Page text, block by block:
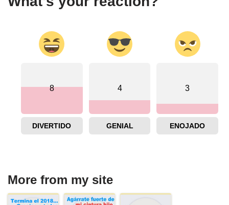
8
DIVERTIDO
4
GENIAL
3
ENOJADO
More from my site